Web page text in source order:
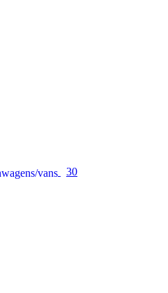
vans
30